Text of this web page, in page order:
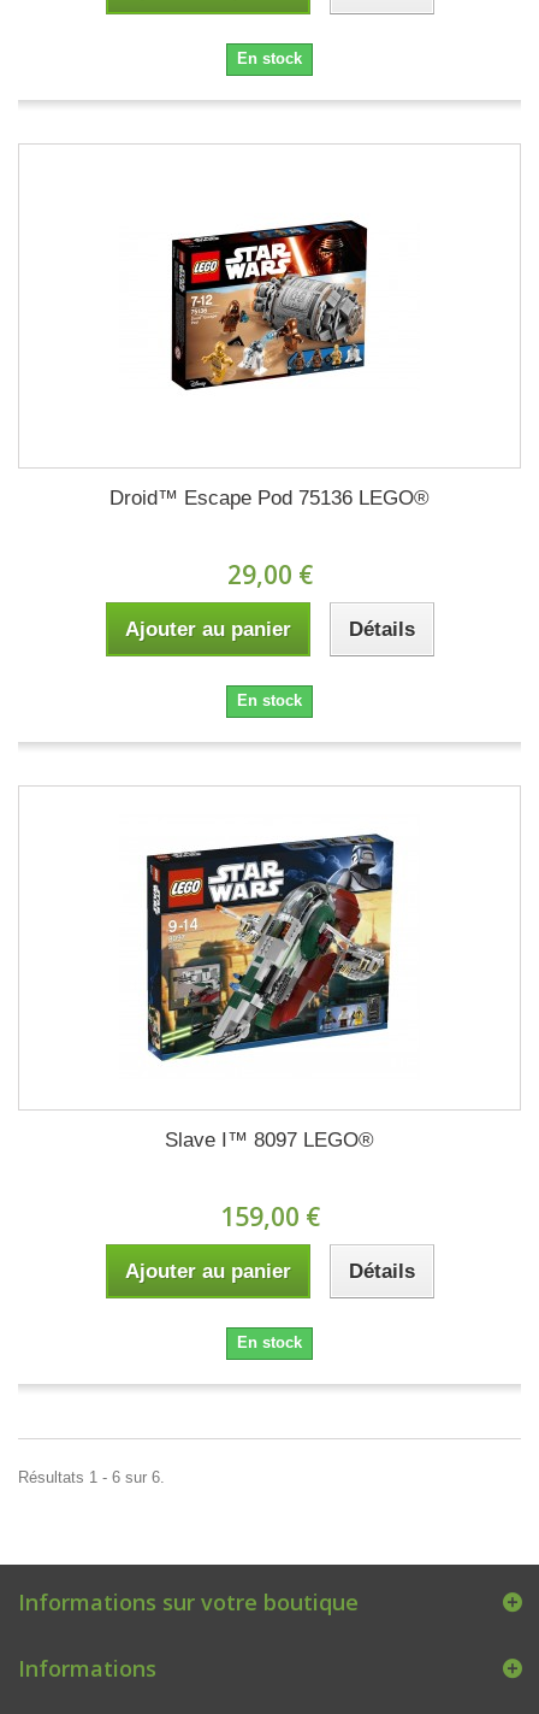
En stock
Droid™ Escape Pod 75136 LEGO®
29,00 €
Ajouter au panier Détails
En stock
Slave I™ 8097 LEGO®
159,00 €
Ajouter au panier Détails
En stock
Résultats 1 - 6 sur 6.
Informations sur votre boutique
Informations